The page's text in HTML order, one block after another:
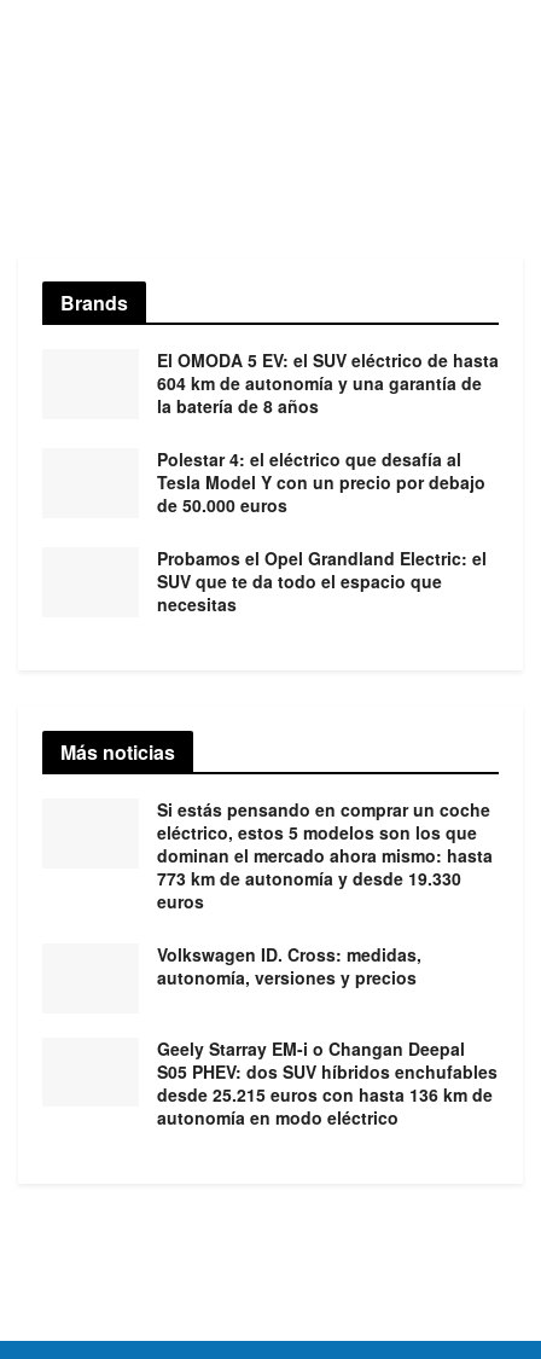
Brands
El OMODA 5 EV: el SUV eléctrico de hasta
604 km de autonomía y una garantía de
la batería de 8 años
Polestar 4: el eléctrico que desafía al
Tesla Model Y con un precio por debajo
de 50.000 euros
Probamos el Opel Grandland Electric: el
SUV que te da todo el espacio que
necesitas
Más noticias
Si estás pensando en comprar un coche
eléctrico, estos 5 modelos son los que
dominan el mercado ahora mismo: hasta
773 km de autonomía y desde 19.330
euros
Volkswagen ID. Cross: medidas,
autonomía, versiones y precios
Geely Starray EM-i o Changan Deepal
S05 PHEV: dos SUV híbridos enchufables
desde 25.215 euros con hasta 136 km de
autonomía en modo eléctrico